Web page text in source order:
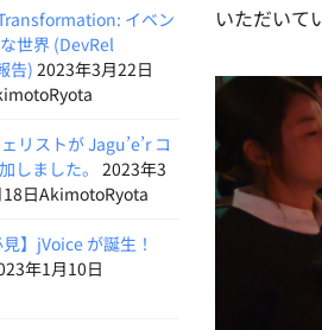
イベン
世界 (DevRel
告) 2023年3月22日
リストが Jagu’e’r コ
しました。
2023年3
日AkimotoRyota
見】jVoice が誕生！
年1月10日
いただいて